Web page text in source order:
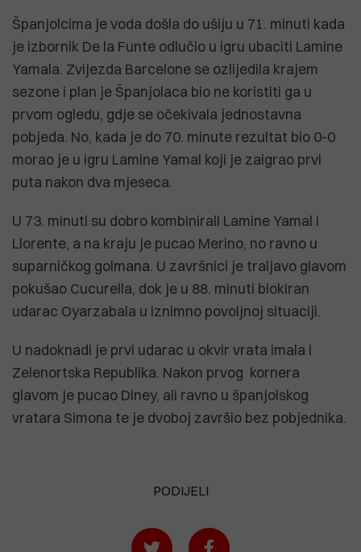
Španjolcima je voda došla do ušiju u 71. minuti kada
je izbornik De la Funte odlučio u igru ubaciti Lamine
Yamala. Zvijezda Barcelone se ozlijedila krajem
sezone i plan je Španjolaca bio ne koristiti ga u
prvom ogledu, gdje se očekivala jednostavna
pobjeda. No, kada je do 70. minute rezultat bio 0-0
morao je u igru Lamine Yamal koji je zaigrao prvi
puta nakon dva mjeseca.
U 73. minuti su dobro kombinirali Lamine Yamal i
Llorente, a na kraju je pucao Merino, no ravno u
suparničkog golmana. U završnici je traljavo glavom
pokušao Cucurella, dok je u 88. minuti blokiran
udarac Oyarzabala u iznimno povoljnoj situaciji.
U nadoknadi je prvi udarac u okvir vrata imala i
Zelenortska Republika. Nakon prvog kornera
glavom je pucao Diney, ali ravno u španjolskog
vratara Simona te je dvoboj završio bez pobjednika.
PODIJELI